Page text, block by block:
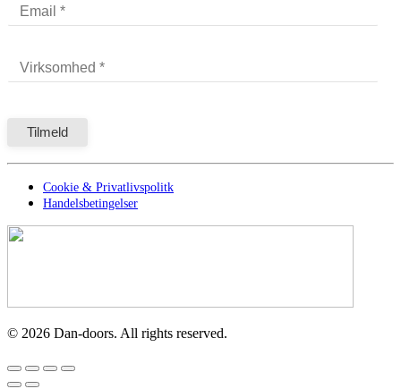
Cookie & Privatlivspolitk
Handelsbetingelser
© 2026 Dan-doors. All rights reserved.